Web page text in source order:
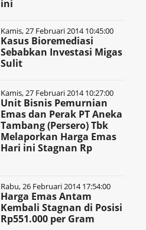
ini
Kamis, 27 Februari 2014 10:45:00
Kasus Bioremediasi
Sebabkan Investasi Migas
Sulit
Kamis, 27 Februari 2014 10:27:00
Unit Bisnis Pemurnian
Emas dan Perak PT Aneka
Tambang (Persero) Tbk
Melaporkan Harga Emas
Hari ini Stagnan Rp
Rabu, 26 Februari 2014 17:54:00
Harga Emas Antam
Kembali Stagnan di Posisi
Rp551.000 per Gram